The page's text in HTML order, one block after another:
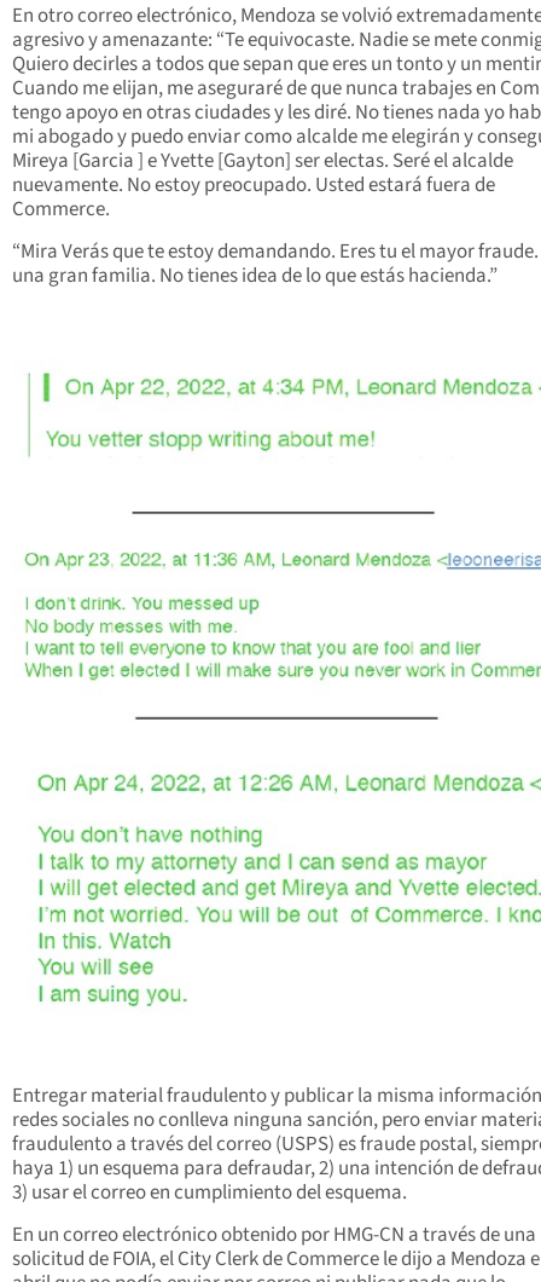
En otro correo electrónico, Mendoza se volvió
agresivo y amenazante: “Te equivocaste. Nadie se mete
Quiero decirles a todos que sepan que eres un tonto y un
Cuando me elijan, me aseguraré de que nunca trabajes en
tengo apoyo en otras ciudades y les diré. No tienes nada yo
mi abogado y puedo enviar como alcalde me elegirán y
Mireya [Garcia ] e Yvette [Gayton] ser electas. Seré el alcalde
nuevamente. No estoy preocupado. Usted estará fuera de
Commerce.
“Mira Verás que te estoy demandando. Eres tu el mayor
una gran familia. No tienes idea de lo que estás hacienda.”
Entregar material fraudulento y publicar la misma
redes sociales no conlleva ninguna sanción, pero enviar
fraudulento a través del correo (USPS) es fraude postal,
haya 1) un esquema para defraudar, 2) una intención de
3) usar el correo en cumplimiento del esquema.
En un correo electrónico obtenido por HMG-CN a través de una
solicitud de FOIA, el City Clerk de Commerce le dijo a Mendoza